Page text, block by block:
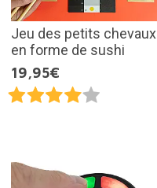
Jeu des petits chevaux
en forme de sushi
19,95€